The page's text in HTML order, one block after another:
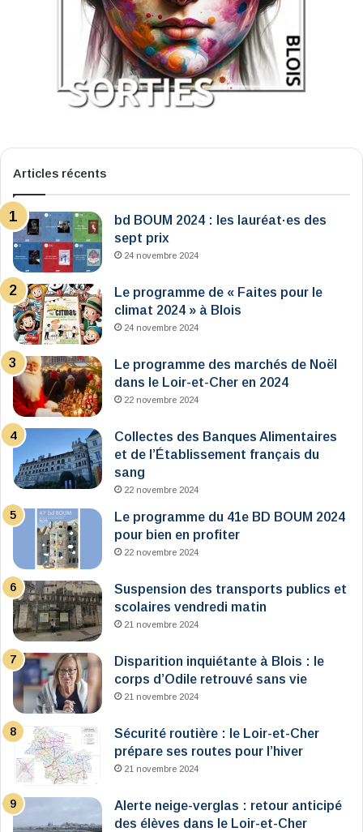
Articles récents
bd BOUM 2024 : les lauréat·es des
sept prix
24 novembre 2024
Le programme de « Faites pour le
climat 2024 » à Blois
24 novembre 2024
Le programme des marchés de Noël
dans le Loir-et-Cher en 2024
22 novembre 2024
Collectes des Banques Alimentaires
et de l’Établissement français du
sang
22 novembre 2024
Le programme du 41e BD BOUM 2024
pour bien en profiter
22 novembre 2024
Suspension des transports publics et
scolaires vendredi matin
21 novembre 2024
Disparition inquiétante à Blois : le
corps d’Odile retrouvé sans vie
21 novembre 2024
Sécurité routière : le Loir-et-Cher
prépare ses routes pour l’hiver
21 novembre 2024
Alerte neige-verglas : retour anticipé
des élèves dans le Loir-et-Cher